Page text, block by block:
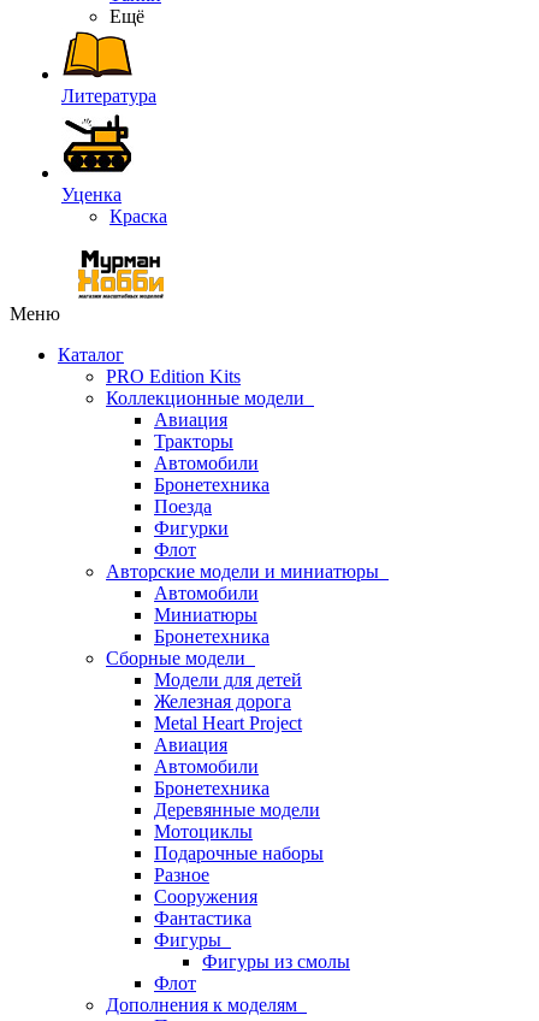
Ещё
Литература
Уценка
Краска
Меню
Каталог
PRO Edition Kits
Коллекционные модели
Авиация
Тракторы
Автомобили
Бронетехника
Поезда
Фигурки
Флот
Авторские модели и миниатюры
Автомобили
Миниатюры
Бронетехника
Сборные модели
Модели для детей
Железная дорога
Metal Heart Project
Авиация
Автомобили
Бронетехника
Деревянные модели
Мотоциклы
Подарочные наборы
Разное
Сооружения
Фантастика
Фигуры
Фигуры из смолы
Флот
Дополнения к моделям